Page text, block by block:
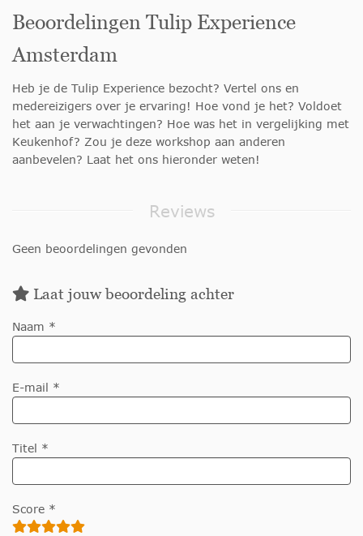
Beoordelingen Tulip Experience
Amsterdam
Heb je de Tulip Experience bezocht? Vertel ons en
medereizigers over je ervaring! Hoe vond je het? Voldoet
het aan je verwachtingen? Hoe was het in vergelijking met
Keukenhof? Zou je deze workshop aan anderen
aanbevelen? Laat het ons hieronder weten!
Reviews
Geen beoordelingen gevonden
Laat jouw beoordeling achter
Naam *
E-mail *
Titel *
Score *